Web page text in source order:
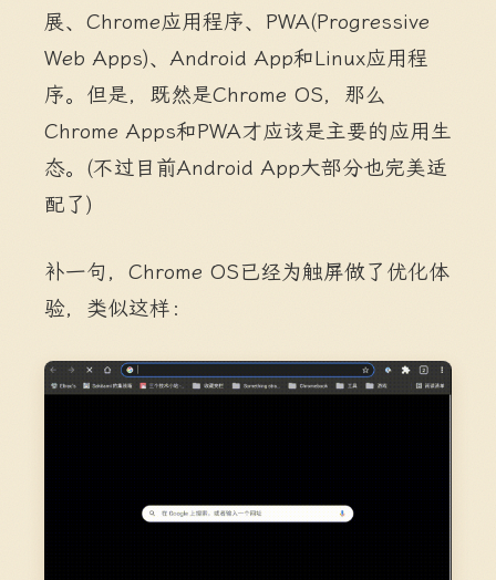
展、Chrome应用程序、PWA(Progressive
Web Apps)、Android App和Linux应用程
序。但是，既然是Chrome OS，那么
Chrome Apps和PWA才应该是主要的应用生
态。(不过目前Android App大部分也完美适
配了)
补一句，Chrome OS已经为触屏做了优化体
验，类似这样：